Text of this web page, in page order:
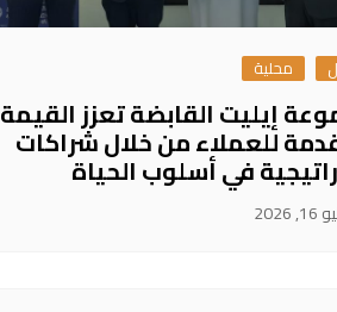
محلية
إيليت القابضة تعزز القيمة
للعملاء من خلال شراكات
في أسلوب الحياة